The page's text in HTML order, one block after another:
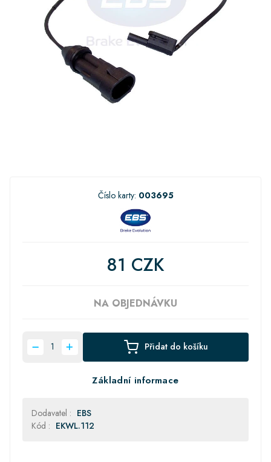
Číslo karty: 003695
81 CZK
NA OBJEDNÁVKU
Přidat do košíku
Základní informace
Dodavatel : EBS
Kód : EKWL.112